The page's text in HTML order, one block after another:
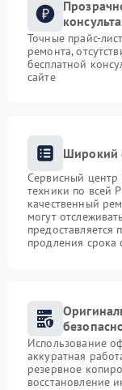
Точные прайс-
ремонта,
бесплатной
сайте
Широкий
Сервисный центр
техники по всей
качественный
могут
предоставляется
продления срока
Использование
аккуратная
резервное
восстановление